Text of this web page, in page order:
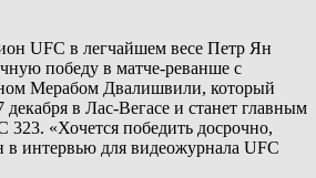
UFC в легчайшем весе Петр Ян
победу в матче-реванше с
Мерабом Двалишвили, который
декабря в Лас-Вегасе и станет главным
323. «Хочется победить досрочно,
интервью для видеожурнала UFC